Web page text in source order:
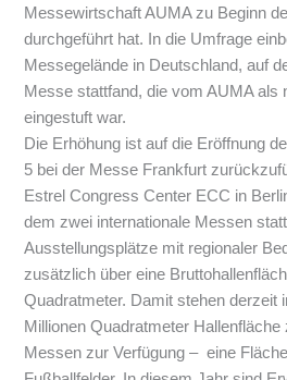
Messewirtschaft AUMA zu Beginn
durchgeführt hat. In die Umfrage
Messegelände in Deutschland, auf
Messe stattfand, die vom AUMA als
eingestuft war.
Die Erhöhung ist auf die Eröffnung
5 bei der Messe Frankfurt
Estrel Congress Center ECC in
dem zwei internationale Messen
Ausstellungsplätze mit regionaler
zusätzlich über eine
Quadratmeter. Damit stehen derzeit
Millionen Quadratmeter
Messen zur Verfügung – eine